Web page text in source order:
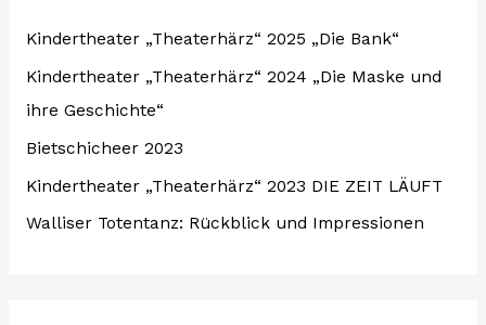
n
a
c
h
:
Kindertheater „Theaterhärz“ 2025 „Die Bank“
Kindertheater „Theaterhärz“ 2024 „Die Maske und
ihre Geschichte“
Bietschicheer 2023
Kindertheater „Theaterhärz“ 2023 DIE ZEIT LÄUFT
Walliser Totentanz: Rückblick und Impressionen